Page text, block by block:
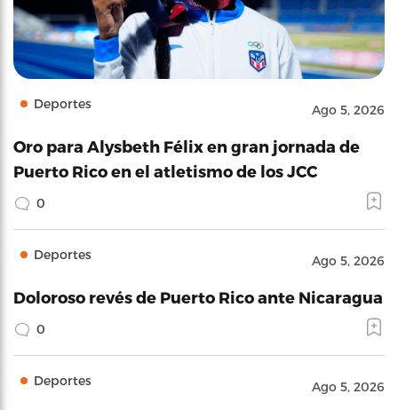
Deportes Ago 5, 2026
Oro para Alysbeth Félix en gran jornada de
Puerto Rico en el atletismo de los JCC
0
Deportes Ago 5, 2026
Doloroso revés de Puerto Rico ante Nicaragua
0
Deportes Ago 5, 2026